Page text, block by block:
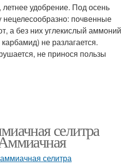
удобрение. Под осень
нецелесообразно: почвенные
а без них углекислый аммоний
не разлагается.
не принося пользы
селитра